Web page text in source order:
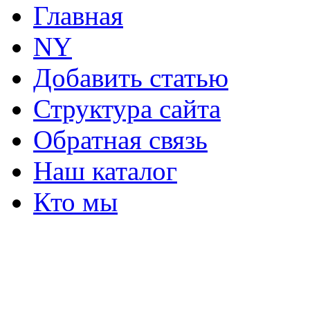
Главная
NY
Добавить статью
Структура сайта
Обратная связь
Наш каталог
Кто мы